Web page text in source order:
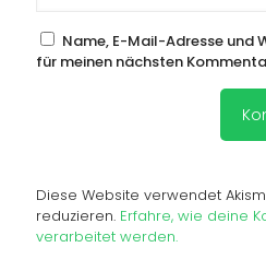
Name, E-Mail-Adresse und
für meinen nächsten
Diese Website verwendet
reduzieren. Erfahre, wie deine
verarbeitet werden.